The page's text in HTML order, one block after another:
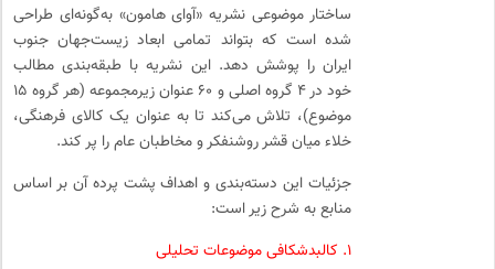
ساختار موضوعی نشریه «آوای هامون» به‌گونه‌ای طراحی
شده است که بتواند تمامی ابعاد زیست‌جهان جنوب
ایران را پوشش دهد. این نشریه با طبقه‌بندی مطالب
خود در ۴ گروه اصلی و ۶۰ عنوان زیرمجموعه (هر گروه ۱۵
موضوع)، تلاش می‌کند تا به عنوان یک کالای فرهنگی،
خلاء میان قشر روشنفکر و مخاطبان عام را پر کند.
جزئیات این دسته‌بندی و اهداف پشت پرده آن بر اساس
منابع به شرح زیر است:
۱. کالبدشکافی موضوعات تحلیلی